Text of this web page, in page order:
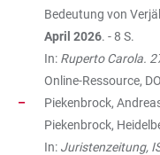
Bedeutung von
April 2026. - 8 S.
In: Ruperto Carola.
Online-Ressource,
Piekenbrock,
Piekenbrock,
In: Juristenzeitung,